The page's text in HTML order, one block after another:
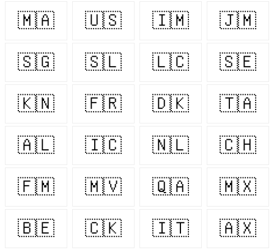
🇲🇦 🇺🇸 🇮🇲 🇯🇲
🇸🇬 🇸🇱 🇱🇨 🇸🇪
🇰🇳 🇫🇷 🇩🇰 🇹🇦
🇦🇱 🇮🇨 🇳🇱 🇨🇭
🇫🇲 🇲🇻 🇶🇦 🇲🇽
🇧🇪 🇨🇰 🇮🇹 🇦🇽